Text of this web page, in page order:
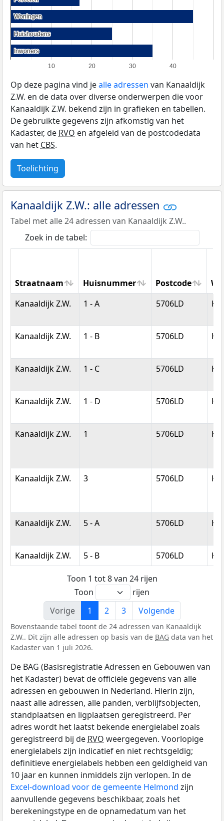
10 20 30 40
Woningen
Woningen
Huishoudens
Huishoudens
Inwoners
Inwoners
Op deze pagina vind jealle adressen van Kanaaldijk
Z.W. en de data over diverse onderwerpen die voor
Kanaaldijk Z.W. bekend zijn in grafieken en tabellen.
De gebruikte gegevens zijn afkomstig van het
Kadaster, deRVO en afgeleid van de postcodedata
van hetCBS.
Toelichting
Kanaaldijk Z.W.: alle adressen
Tabel met alle 24 adressen van Kanaaldijk Z.W..
Zoek in de tabel:
Straatnaam Huisnummer Postcode
Straatnaam
Huisnummer Postcode
Kanaaldijk Z.W. 1 - A 5706LD
Kanaaldijk Z.W. 1 - B 5706LD
Kanaaldijk Z.W. 1 - C 5706LD
Kanaaldijk Z.W. 1 - D 5706LD
Kanaaldijk Z.W. 1 5706LD
Kanaaldijk Z.W. 3 5706LD
Kanaaldijk Z.W. 5 - A 5706LD
Kanaaldijk Z.W. 5 - B 5706LD
Toon 1 tot 8 van 24 rijen
Toon
rijen
Vorige
1 2 3 Volgende
Bovenstaande tabel toont de 24 adressen van Kanaaldijk
Z.W.. Dit zijn alle adressen op basis van de BAG data van het
Kadaster van 1 juli 2026.
De BAG (Basisregistratie Adressen en Gebouwen van
het Kadaster) bevat de officiële gegevens van alle
adressen en gebouwen in Nederland. Hierin zijn,
naast alle adressen, alle panden, verblijfsobjecten,
standplaatsen en ligplaatsen geregistreerd. Per
adres wordt het laatst bekende energielabel zoals
geregistreerd bij de RVO weergegeven. Voorlopige
energielabels zijn indicatief en niet rechtsgeldig;
definitieve energielabels hebben een geldigheid van
10 jaar en kunnen inmiddels zijn verlopen. In de
Excel-download voor de gemeente Helmond zijn
aanvullende gegevens beschikbaar, zoals het
berekeningstype en de opnamedatum van het